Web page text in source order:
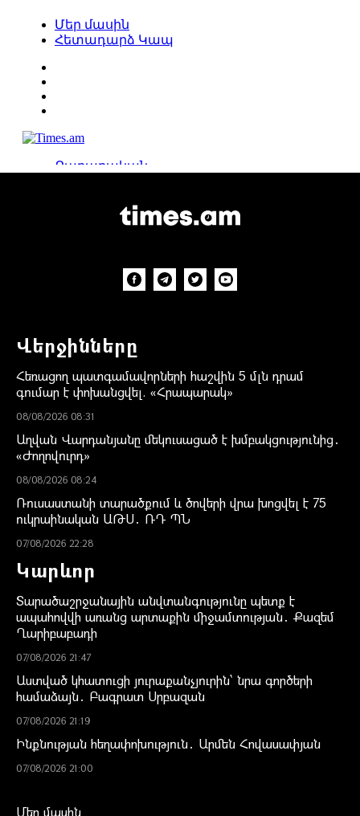
Վերջինները
Հեռացող պատգամավորների հաշվին 5 մլն դրամ
գումար է փոխանցվել. «Հրապարակ»
08/08/2026 08:31
Աղվան Վարդանյանը մեկուսացած է խմբակցությունից․
«Ժողովուրդ»
08/08/2026 08:24
Ռուսաստանի տարածքում և ծովերի վրա խոցվել է 75
ուկրաինական ԱԹՍ․ ՌԴ ՊՆ
07/08/2026 22:28
Կարևոր
Տարածաշրջանային անվտանգությունը պետք է
ապահովվի առանց արտաքին միջամտության․ Քազեմ
Ղարիբաբադի
07/08/2026 21:47
Աստված կհատուցի յուրաքանչյուրին՝ նրա գործերի
համաձայն․ Բագրատ Սրբազան
07/08/2026 21:19
Ինքնության հեղափոխություն․ Արմեն Հովասափյան
07/08/2026 21:00
Մեր մասին